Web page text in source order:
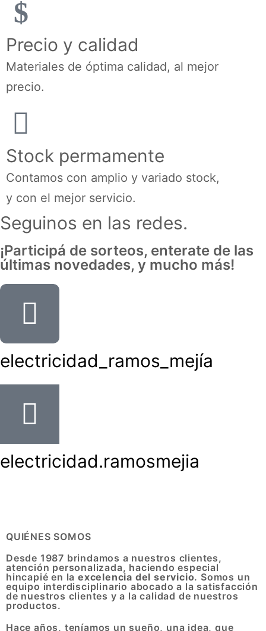
Precio y calidad
Materiales de óptima calidad, al mejor
precio.
Stock permamente
Contamos con amplio y variado stock,
y con el mejor servicio.
Seguinos en las redes.
¡Participá de sorteos, enterate de las
últimas novedades, y mucho más!
electricidad_ramos_mejía
electricidad.ramosmejia
QUIÉNES SOMOS
Desde 1987 brindamos a nuestros clientes,
atención personalizada, haciendo especial
hincapié en laexcelencia del servicio. Somos un
equipo interdisciplinario abocado a la satisfacción
de nuestros clientes y a la calidad de nuestros
productos.
Hace años, teníamos un sueño, una idea, que